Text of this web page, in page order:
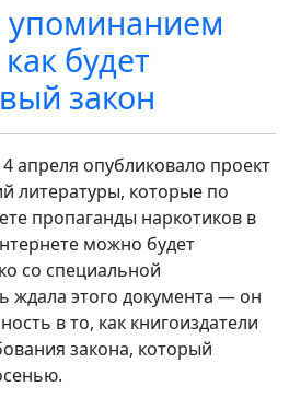
упоминанием
будет
закон
опубликовало проект
литературы, которые по
пропаганды наркотиков в
можно будет
со специальной
ждала этого документа — он
в то, как книгоиздатели
закона, который